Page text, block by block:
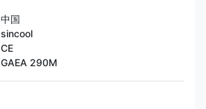
中国
sincool
CE
GAEA 290M